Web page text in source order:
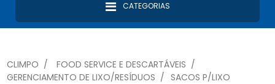
CATEGORIAS
CLIMPO
FOOD SERVICE E DESCARTÁVEIS
GERENCIAMENTO DE LIXO/RESÍDUOS
SACOS P/LIXO